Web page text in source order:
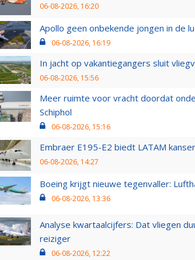
06-08-2026, 16:20
Apollo geen onbekende jongen in de
06-08-2026, 16:19
In jacht op vakantiegangers sluit
06-08-2026, 15:56
Meer ruimte voor vracht doordat
Schiphol
06-08-2026, 15:16
Embraer E195-E2 biedt LATAM
06-08-2026, 14:27
Boeing krijgt nieuwe tegenvaller:
06-08-2026, 13:36
Analyse kwartaalcijfers: Dat vliegen
reiziger
06-08-2026, 12:22